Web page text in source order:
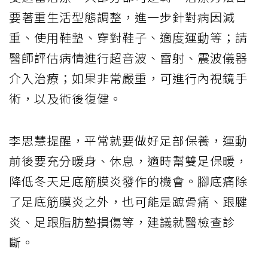
要著重生活型態調整，進一步針對病因減
重、使用鞋墊、穿對鞋子、適度運動等；請
醫師評估病情進行超音波、雷射、震波儀器
介入治療；如果非常嚴重，可進行內視鏡手
術，以及術後復健。
李思慧提醒，平常就要做好足部保養，運動
前後要充分暖身、休息，適時幫雙足保暖，
降低冬天足底筋膜炎發作的機會。腳底痛除
了足底筋膜炎之外，也可能是蹠骨痛、跟腱
炎、足跟脂肪墊損傷等，建議就醫檢查診
斷。